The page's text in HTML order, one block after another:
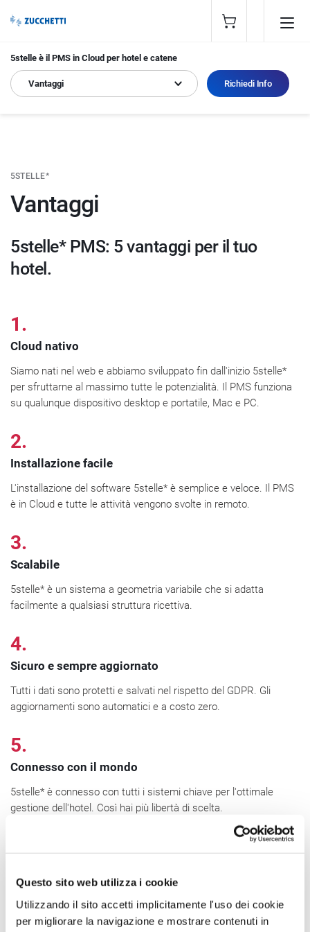
Questo sito web utilizza i cookie
Utilizzando il sito accetti implicitamente l'uso dei cookie
per migliorare la navigazione e mostrare contenuti in
5stelle è il PMS in Cloud per hotel e catene
Vantaggi Richiedi Info
5STELLE*
Vantaggi
5stelle* PMS: 5 vantaggi per il tuo
hotel.
1.
Cloud nativo
Siamo nati nel web e abbiamo sviluppato fin dall'inizio 5stelle*
per sfruttarne al massimo tutte le potenzialità. Il PMS funziona
su qualunque dispositivo desktop e portatile, Mac e PC.
2.
Installazione facile
L'installazione del software 5stelle* è semplice e veloce. Il PMS
è in Cloud e tutte le attività vengono svolte in remoto.
3.
Scalabile
5stelle* è un sistema a geometria variabile che si adatta
facilmente a qualsiasi struttura ricettiva.
4.
Sicuro e sempre aggiornato
Tutti i dati sono protetti e salvati nel rispetto del GDPR. Gli
aggiornamenti sono automatici e a costo zero.
5.
Connesso con il mondo
5stelle* è connesso con tutti i sistemi chiave per l'ottimale
gestione dell'hotel. Così hai più libertà di scelta.